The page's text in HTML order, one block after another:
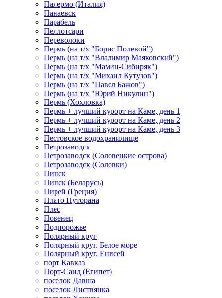
Палермо (Италия)
Панаевск
Парабель
Пеллотсари
Переволоки
Пермь (на т/х "Борис Полевой")
Пермь (на т/х "Владимир Маяковский")
Пермь (на т/х "Мамин-Сибиряк")
Пермь (на т/х "Михаил Кутузов")
Пермь (на т/х "Павел Бажов")
Пермь (на т/х "Юрий Никулин")
Пермь (Хохловка)
Пермь + лучший курорт на Каме, день 1
Пермь + лучший курорт на Каме, день 2
Пермь + лучший курорт на Каме, день 3
Пестовское водохранилище
Петрозаводск
Петрозаводск (Соловецкие острова)
Петрозаводск (Соловки)
Пинск
Пинск (Беларусь)
Пирей (Греция)
Плато Путорана
Плес
Повенец
Подпорожье
Полярный круг
Полярный круг. Белое море
Полярный круг. Енисей
порт Кавказ
Порт-Саид (Египет)
поселок Давша
поселок Листвянка